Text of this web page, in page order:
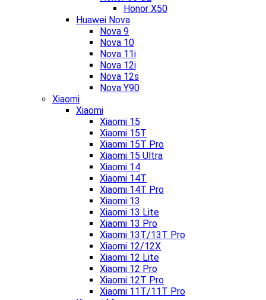
Honor X50
Huawei Nova
Nova 9
Nova 10
Nova 11i
Nova 12i
Nova 12s
Nova Y90
Xiaomi
Xiaomi
Xiaomi 15
Xiaomi 15T
Xiaomi 15T Pro
Xiaomi 15 Ultra
Xiaomi 14
Xiaomi 14T
Xiaomi 14T Pro
Xiaomi 13
Xiaomi 13 Lite
Xiaomi 13 Pro
Xiaomi 13T/13T Pro
Xiaomi 12/12X
Xiaomi 12 Lite
Xiaomi 12 Pro
Xiaomi 12T Pro
Xiaomi 11T/11T Pro